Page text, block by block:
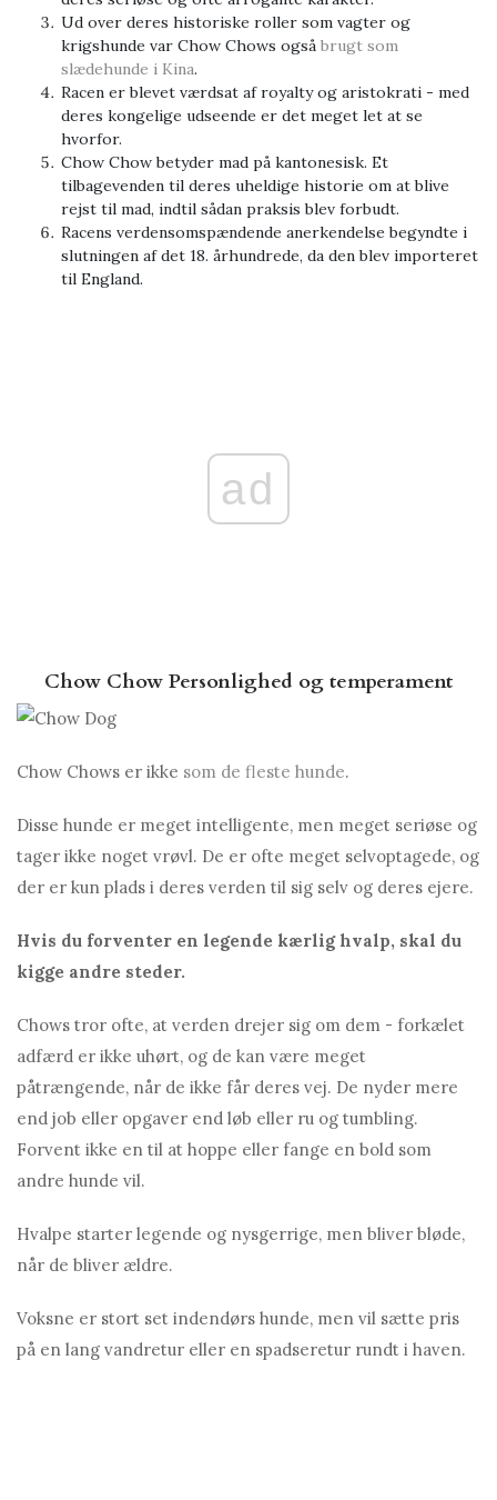
Ud over deres historiske roller som vagter og
krigshunde var Chow Chows også brugt som
slædehunde i Kina.
Racen er blevet værdsat af royalty og aristokrati - med
deres kongelige udseende er det meget let at se
hvorfor.
Chow Chow betyder mad på kantonesisk. Et
tilbagevenden til deres uheldige historie om at blive
rejst til mad, indtil sådan praksis blev forbudt.
Racens verdensomspændende anerkendelse begyndte i
slutningen af ​​det 18. århundrede, da den blev importeret
til England.
ad
Chow Chow Personlighed og temperament
Chow Chows er ikke som de fleste hunde.
Disse hunde er meget intelligente, men meget seriøse og
tager ikke noget vrøvl. De er ofte meget selvoptagede, og
der er kun plads i deres verden til sig selv og deres ejere.
Hvis du forventer en legende kærlig hvalp, skal du
kigge andre steder.
Chows tror ofte, at verden drejer sig om dem - forkælet
adfærd er ikke uhørt, og de kan være meget
påtrængende, når de ikke får deres vej. De nyder mere
end job eller opgaver end løb eller ru og tumbling.
Forvent ikke en til at hoppe eller fange en bold som
andre hunde vil.
Hvalpe starter legende og nysgerrige, men bliver bløde,
når de bliver ældre.
Voksne er stort set indendørs hunde, men vil sætte pris
på en lang vandretur eller en spadseretur rundt i haven.